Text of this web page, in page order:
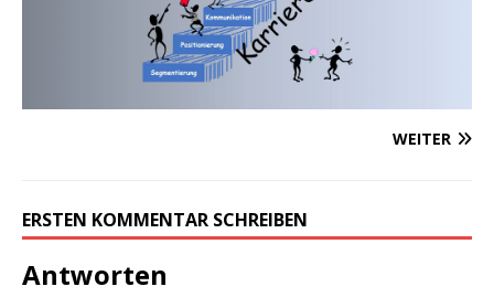
WEITER
ERSTEN KOMMENTAR SCHREIBEN
Antworten